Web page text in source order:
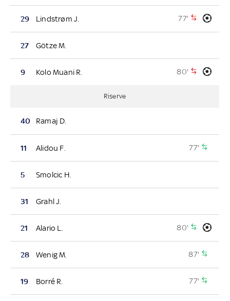
29 Lindstrøm J. 77'
27 Götze M.
9 Kolo Muani R. 80'
Riserve
40 Ramaj D.
11 Alidou F. 77'
5 Smolcic H.
31 Grahl J.
21 Alario L. 80'
28 Wenig M. 87'
19 Borré R. 77'